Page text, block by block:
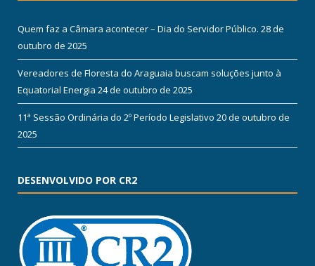
Quem faz a Câmara acontecer – Dia do Servidor Público. 28 de
outubro de 2025
Vereadores de Floresta do Araguaia buscam soluções junto à
Equatorial Energia 24 de outubro de 2025
11ª Sessão Ordinária do 2º Período Legislativo 20 de outubro de
2025
DESENVOLVIDO POR CR2